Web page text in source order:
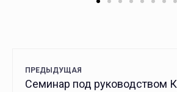
ПРЕДЫДУЩАЯ
Семинар под руководством